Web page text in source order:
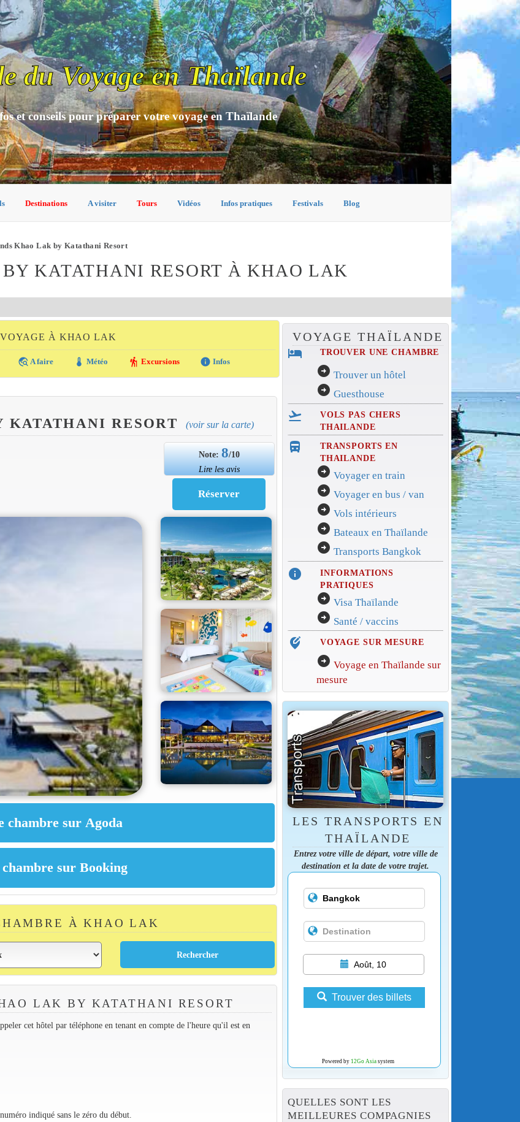
du Voyage en Thaïlande
et conseils pour préparer votre voyage en Thaïlande
Destinations A visiter Tours Vidéos Infos pratiques Festivals Blog
Khao Lak by Katathani Resort
KATATHANI RESORT À KHAO LAK
À KHAO LAK
travel_explore A faire thermostat Météo hiking Excursions info Infos
KATATHANI RESORT (voir sur la carte)
Note:8/10
Lire les avis
À KHAO LAK
LAK BY KATATHANI RESORT
cet hôtel par téléphone en tenant en compte de l'heure qu'il est en
indiqué sans le zéro du début.
VOYAGE THAÏLANDE
hotel TROUVER UNE CHAMBRE
arrow_circle_right Trouver un hôtel
arrow_circle_right Guesthouse
flight_takeoff
VOLS PAS CHERS
THAILANDE
directions_bus_filled
TRANSPORTS EN
THAILANDE
arrow_circle_right Voyager en train
arrow_circle_right Voyager en bus / van
arrow_circle_right Vols intérieurs
arrow_circle_right Bateaux en Thaïlande
arrow_circle_right Transports Bangkok
info
INFORMATIONS
PRATIQUES
arrow_circle_right Visa Thaïlande
arrow_circle_right Santé / vaccins
edit_location_alt VOYAGE SUR MESURE
arrow_circle_right Voyage en Thaïlande sur
mesure
LES TRANSPORTS EN
THAÏLANDE
Entrez votre ville de départ, votre ville de
destination et la date de votre trajet.
Août, 10
Trouver des billets
Powered by 12Go Asiasystem
QUELLES SONT LES
MEILLEURES COMPAGNIES